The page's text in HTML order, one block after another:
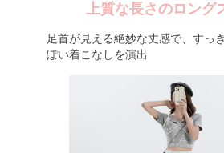
上質な長さのロング
足首が見える絶妙な丈感で、すっ
ぽい着こなしを演出